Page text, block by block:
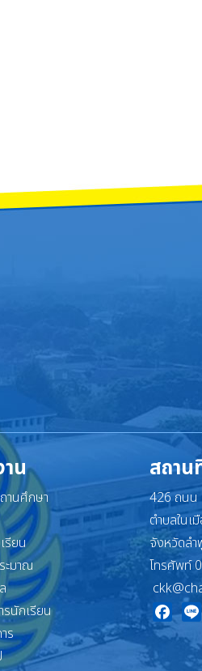
ด็จพระกนิษฐาธิราชเจ้า กรมสมเด็จพระเทพ
คน ระหว่างวันที่ 7-9 ธันวาคม 2567
น
านศึกษา
รียน
ะมาณ
รนักเรียน
ร
สถา
426 ถนน
ตำบลในเ
จังหวัดล
โทรศัพท์
Facebook